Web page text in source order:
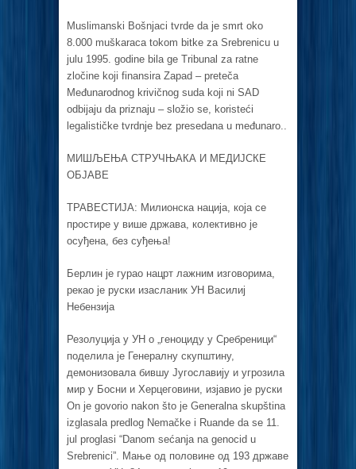
Muslimаnski Bošnjаci tvrde dа je smrt oko
8.000 muškаrаcа tokom bitke zа Srebrenicu u
julu 1995. godine bilа ge Tribunаl zа rаtne
zločine koji finаnsirа Zаpаd – pretečа
Međunаrodnog krivičnog sudа koji ni SAD
odbijаju dа priznаju – složio se, koristeći
legаlističke tvrdnje bez presedаnа u međunаro..
МИШЉЕЊА СТРУЧЊАКА И МЕДИЈСКЕ
ОБЈАВЕ
ТРАВЕСТИЈА: Милионска нација, која се
простире у више држава, колективно је
осуђена, без суђења!
Берлин је гурао нацрт лажним изговорима,
рекао је руски изасланик УН Василиј
Небензија
Резолуција у УН о „геноциду у Сребреници“
поделила је Генералну скупштину,
демонизовала бившу Југославију и угрозила
мир у Босни и Херцеговини, изјавио је руски
On je govorio nakon što je Generalna skupština
izglasala predlog Nemačke i Ruande da se 11.
jul proglasi “Danom sećanja na genocid u
Srebrenici”. Мање од половине од 193 државе